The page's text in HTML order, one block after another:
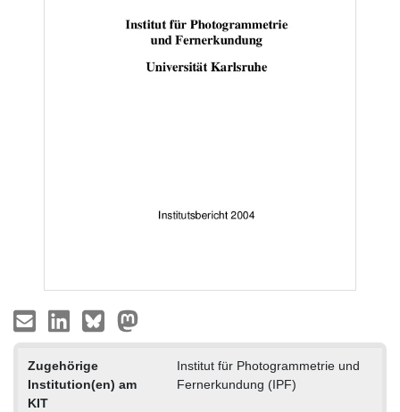
Zugehörige
Institution(en) am
KIT
Institut für Photogrammetrie und
Fernerkundung (IPF)